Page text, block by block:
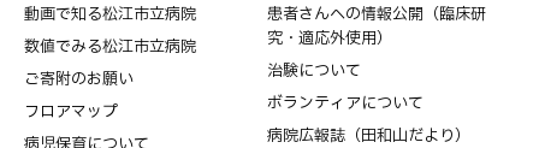
動画で知る松江市立病院
数値でみる松江市立病院
ご寄附のお願い
フロアマップ
患者さんへの情報公開（臨床研
究・適応外使用）
治験について
ボランティアについて
病院広報誌（田和山だより）